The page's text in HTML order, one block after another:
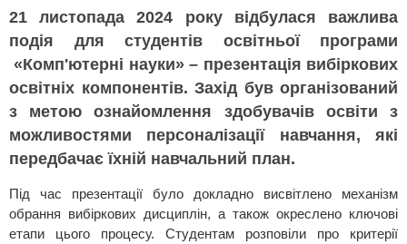
21 листопада 2024 року відбулася важлива
подія для студентів освітньої програми
«Комп'ютерні науки» – презентація вибіркових
освітніх компонентів. Захід був організований
з метою ознайомлення здобувачів освіти з
можливостями персоналізації навчання, які
передбачає їхній навчальний план.
Під час презентації було докладно висвітлено механізм
обрання вибіркових дисциплін, а також окреслено ключові
етапи цього процесу. Студентам розповіли про критерії